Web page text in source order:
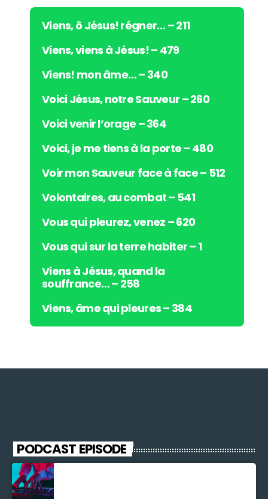
d
iViens, ô Jésus! régner… – 211
Viens, viens à Jésus! – 479
Viens! mon âme… – 340
Voici Jésus, notre Sauveur – 260
Voici venir l’orage – 364
Voici, je me tiens à la porte – 480
Voir mon Sauveur face à face – 512
Volontaires, au combat – 541
Vous qui pleurez, venez – 620
Vous qui sur la terre habiter – 1
Viens à Jésus, quand la
souffrance… – 258
Viens, âme qui pleures – 384
PODCAST EPISODE